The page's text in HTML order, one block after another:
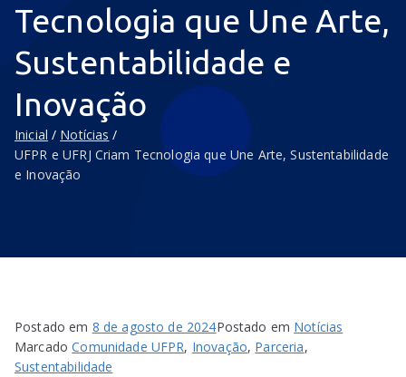
ionais
Tecnologia que Une Arte,
Sustentabilidade e
Inovação
Inicial
Notícias
UFPR e UFRJ Criam Tecnologia que Une Arte, Sustentabilidade
e Inovação
Postado em 8 de agosto de 2024Postado em Notícias
MarcadoComunidade UFPR, Inovação, Parceria,
Sustentabilidade